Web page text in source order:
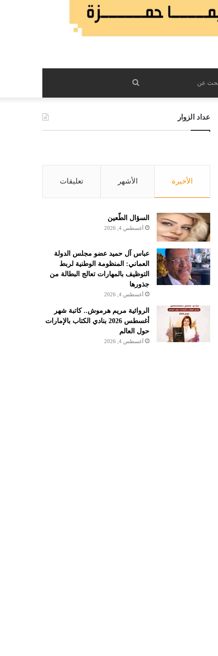
بحث
عداد الزوار
الأخيرة الأشهر تعليقات
السؤال الطّعين
أغسطس 4, 2026
عباس آل حميد عضو مجلس الدولة
العماني: المنظومة الوطنية لربط
التوظيف بالمهارات تعالج البطالة من
جذورها
أغسطس 4, 2026
الروائية مريم هرموش.. كاتبة شهر
أغسطس 2026 بنادي الكتاب بالإمارات
حول العالم
أغسطس 4, 2026